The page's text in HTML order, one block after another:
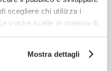
scegliere chi utilizza i
vostre scelte in materia di
questa proprietà digitale
consenso in qualsiasi
Mostra dettagli
a cui teniamo
dalla stanchezza